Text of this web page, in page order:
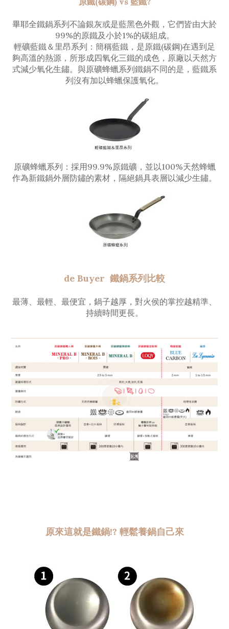
畢耶全鐵鍋系列不論銀灰或是藍黑色外觀，它們皆由大於
99%的原鐵及小於1%的碳組成。
輕礦藍鐵＆里昂系列：簡稱藍鐵，是原鐵(碳鋼)在遇到足
夠高溫的熱源，所形成四氧化三鐵的成色，原廠以天然方
式減少氧化生鏽。與原礦蜂蠟系列鐵鍋不同的是，藍鐵系
列沒有加以蜂蠟保護氧化。
原礦蜂蠟系列：採用99.9%原鐵礦，並以100%天然蜂蠟
作為新鐵鍋外層防鏽的素材，隔絕鍋具表層以減少生鏽。
de Buyer 鐵鍋系列比較
最薄、最輕、最便宜，鍋子越厚，對火侯的掌控越精準、
持續時間更長。
原來這就是鐵鍋!? 輕鬆養鍋自己來